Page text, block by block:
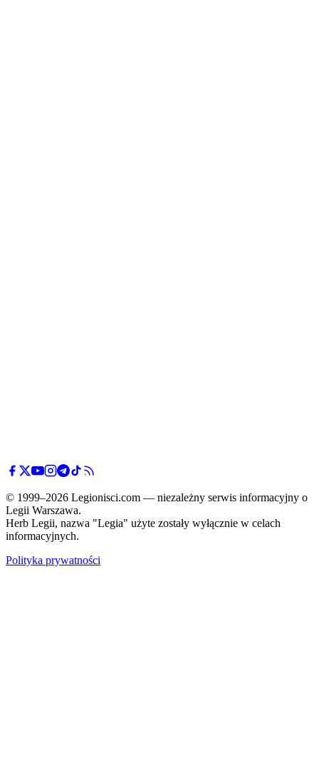
© 1999–2026 Legionisci.com — niezależny serwis informacyjny o
Legii Warszawa.
Herb Legii, nazwa "Legia" użyte zostały wyłącznie w celach
informacyjnych.
Polityka prywatności